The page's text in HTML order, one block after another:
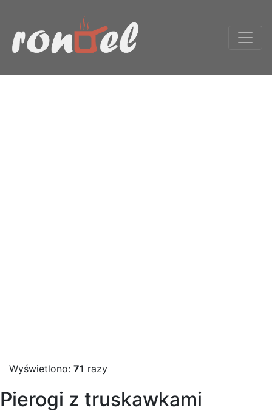
Wyświetlono: 71 razy
Pierogi z truskawkami